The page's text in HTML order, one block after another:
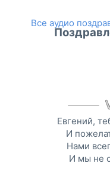
Все аудио
Евгений,
И
Нами
И мы не